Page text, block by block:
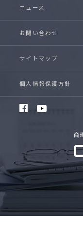
ニュース
お問い合わせ
サイトマップ
個人情報保護方針